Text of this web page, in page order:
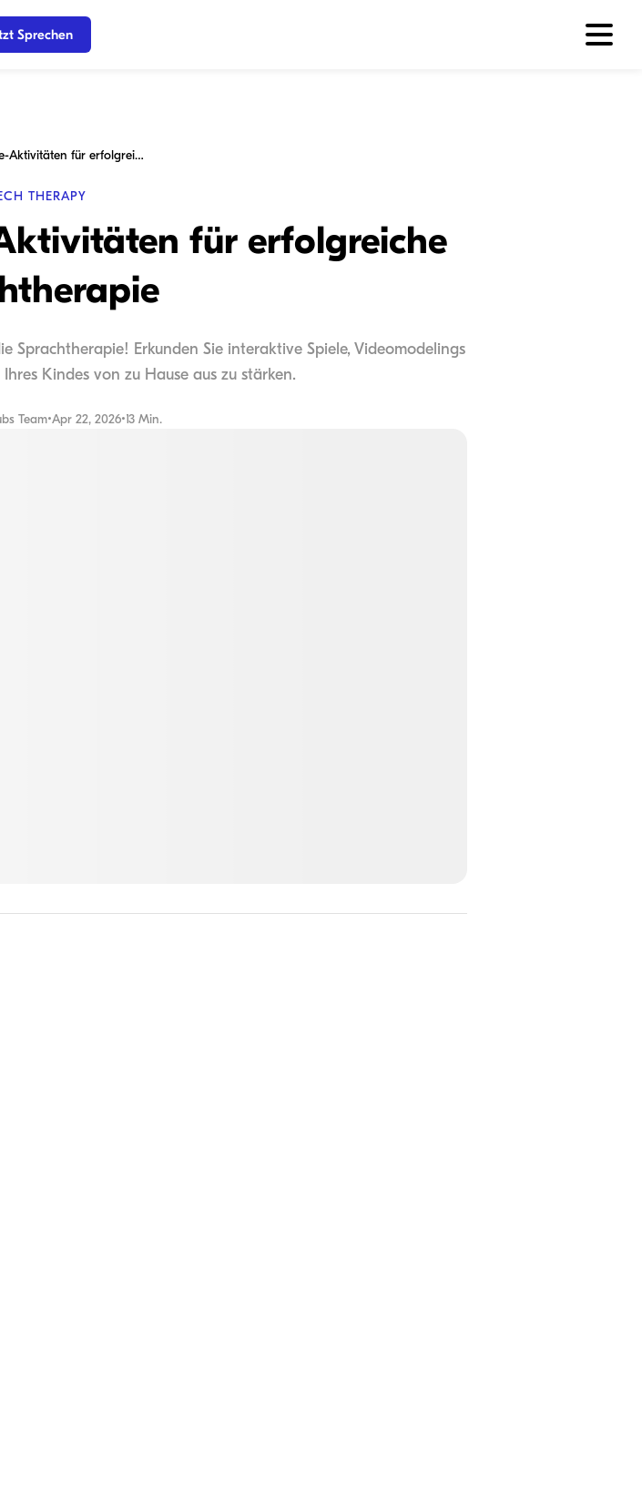
Sprechen
Effektive Teletherapie-Aktivitäten für erfolgreiche Sprachtherapie
THERAPY
für erfolgreiche
Sprachtherapie! Erkunden Sie interaktive Spiele, Videomodelings
Kindes von zu Hause aus zu stärken.
Team•Apr 22, 2026•13 Min.